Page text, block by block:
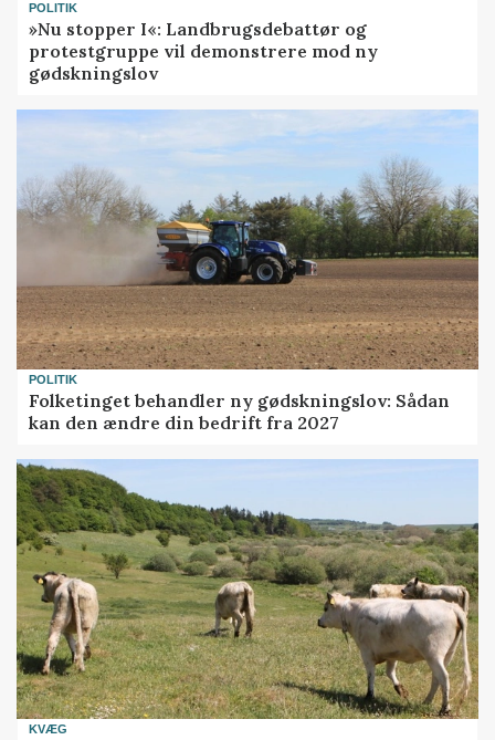
POLITIK
»Nu stopper I«: Landbrugsdebattør og
protestgruppe vil demonstrere mod ny
gødskningslov
POLITIK
Folketinget behandler ny gødskningslov: Sådan
kan den ændre din bedrift fra 2027
KVÆG